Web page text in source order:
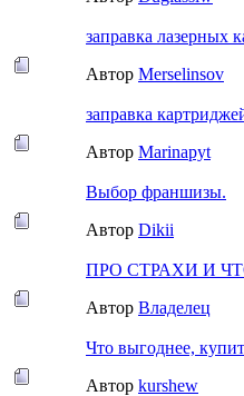
заправка лазерных
Автор Merselinsov
заправка
Автор Marinapyt
Выбор франшизы.
Автор Dikii
ПРО СТРАХИ И
Автор Владелец
Что выгоднее,
Автор kurshew